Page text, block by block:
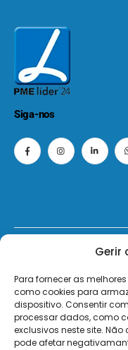
Gerir
Para fornecer as
como cookies para
dispositivo. Consentir
processar dados, como
exclusivos neste site.
pode afetar
Siga-nos
©
Pagamentos Seguros MB | MB